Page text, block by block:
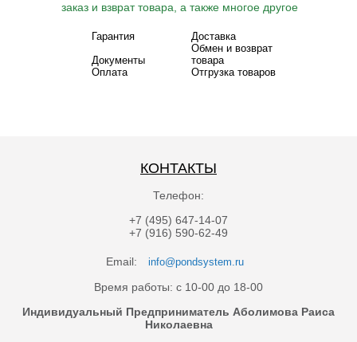
заказ и взврат товара, а также многое другое
Гарантия
Доставка
Документы
Обмен и возврат
товара
Оплата
Отгрузка товаров
КОНТАКТЫ
Телефон:
+7 (495) 647-14-07
+7 (916) 590-62-49
Email: info@pondsystem.ru
Время работы: с 10-00 до 18-00
Индивидуальный Предприниматель Аболимова Раиса
Николаевна